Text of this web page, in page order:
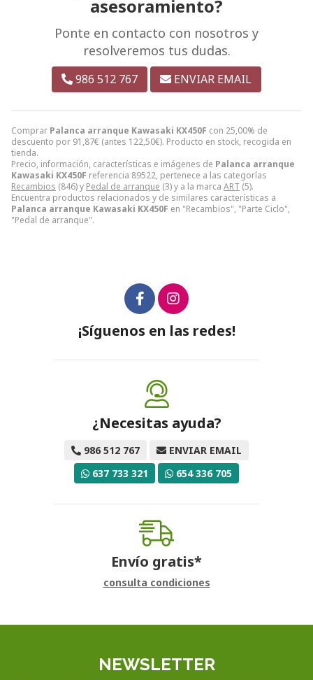
Comprar Palanca arranque Kawasaki KX450F con 25,00% de
descuento por 91,87€ (antes 122,50€). Producto en stock, recogida en
tienda.
Precio, información, características e imágenes de Palanca arranque
Kawasaki KX450F referencia 89522, pertenece a las categorías
Recambios (846) y Pedal de arranque (3) y a la marca ART (5).
Encuentra productos relacionados y de similares características a
Palanca arranque Kawasaki KX450F en "Recambios", "Parte Ciclo",
"Pedal de arranque".
asesoramiento?
Ponte en contacto con nosotros y
resolveremos tus dudas.
986 512 767 ENVIAR EMAIL
¡Síguenos en las redes!
¿Necesitas ayuda?
986 512 767
ENVIAR EMAIL
637 733 321
654 336 705
Envío gratis*
consulta condiciones
NEWSLETTER